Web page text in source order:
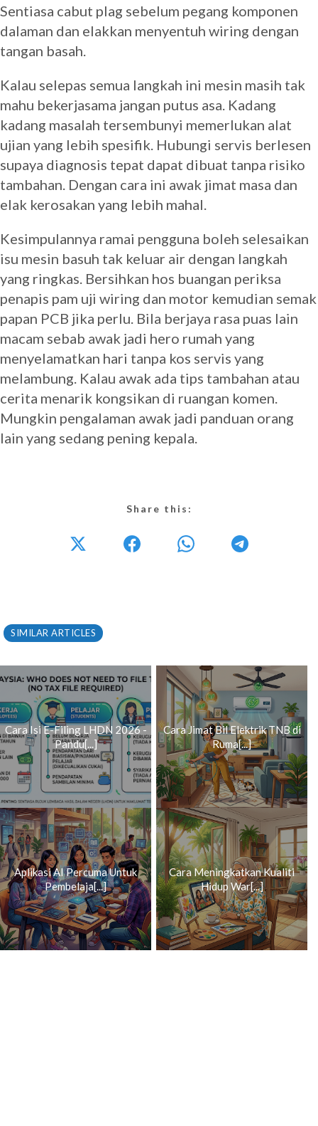
Sentiasa cabut plag sebelum pegang komponen
dalaman dan elakkan menyentuh wiring dengan
tangan basah.
Kalau selepas semua langkah ini mesin masih tak
mahu bekerjasama jangan putus asa. Kadang
kadang masalah tersembunyi memerlukan alat
ujian yang lebih spesifik. Hubungi servis berlesen
supaya diagnosis tepat dapat dibuat tanpa risiko
tambahan. Dengan cara ini awak jimat masa dan
elak kerosakan yang lebih mahal.
Kesimpulannya ramai pengguna boleh selesaikan
isu mesin basuh tak keluar air dengan langkah
yang ringkas. Bersihkan hos buangan periksa
penapis pam uji wiring dan motor kemudian semak
papan PCB jika perlu. Bila berjaya rasa puas lain
macam sebab awak jadi hero rumah yang
menyelamatkan hari tanpa kos servis yang
melambung. Kalau awak ada tips tambahan atau
cerita menarik kongsikan di ruangan komen.
Mungkin pengalaman awak jadi panduan orang
lain yang sedang pening kepala.
Share this:
SIMILAR ARTICLES
Cara Isi E-Filing LHDN 2026 -
Pandu[...]
Cara Jimat Bil Elektrik TNB di
Ruma[...]
Aplikasi AI Percuma Untuk
Pembelaja[...]
Cara Meningkatkan Kualiti
Hidup War[...]